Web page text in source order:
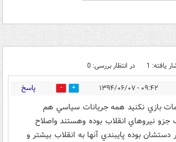
یافته: 1 در انتظار بررسی: 0
۰۹:۴۲ - ۱۳۹۴/۰۶/۰۷ 0 پاسخ
بازي نكنيد همه جريانات سياسي هم
نيروهاي انقلاب بوده وهستند واصلاح
دستشان بوده پايبندي آنها به انقلاب بيشتر و